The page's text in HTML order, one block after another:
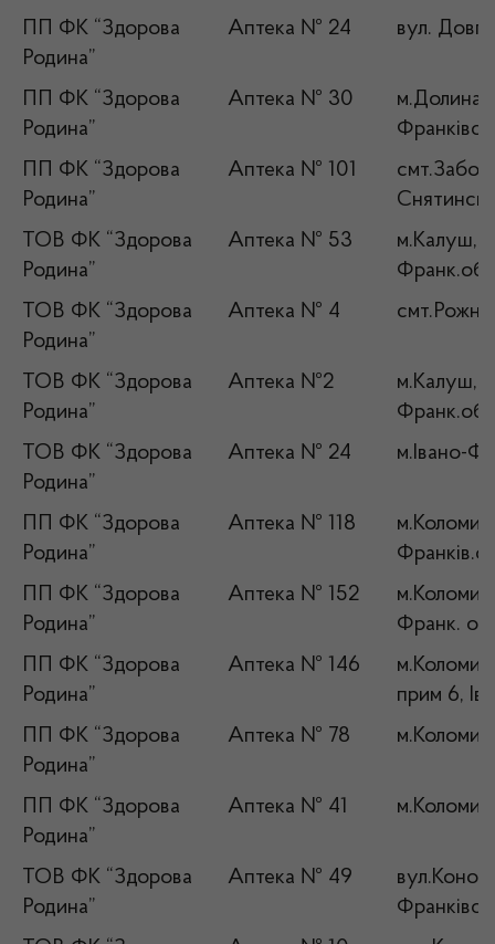
ПП ФК “Здорова
Родина”
Аптека № 24 вул.
ПП ФК “Здорова
Родина”
Аптека № 30
м.Долина,
ПП ФК “Здорова
Родина”
Аптека № 101
ТОВ ФК “Здорова
Родина”
Аптека № 53
м.Калуш,
Франк.об
ТОВ ФК “Здорова
Родина”
Аптека № 4
ТОВ ФК “Здорова
Родина”
Аптека №2
ТОВ ФК “Здорова
Родина”
Аптека № 24 м.Івано-
ПП ФК “Здорова
Родина”
Аптека № 118
ПП ФК “Здорова
Родина”
Аптека № 152
Франк.
ПП ФК “Здорова
Родина”
Аптека № 146
прим 6,
ПП ФК “Здорова
Родина”
Аптека № 78
ПП ФК “Здорова
Родина”
Аптека № 41
ТОВ ФК “Здорова
Родина”
Аптека № 49